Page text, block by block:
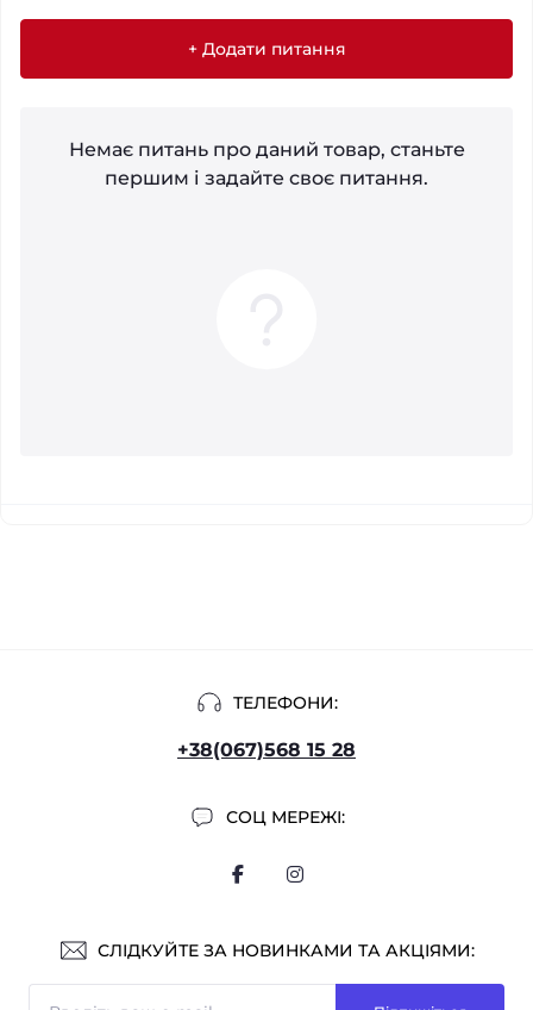
+ Додати питання
Немає питань про даний товар, станьте
першим і задайте своє питання.
ТЕЛЕФОНИ:
+38(067)568 15 28
СОЦ МЕРЕЖІ:
СЛІДКУЙТЕ ЗА НОВИНКАМИ ТА АКЦІЯМИ: